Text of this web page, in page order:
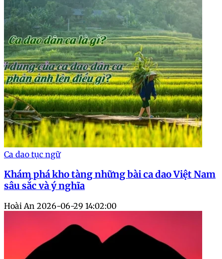
Ca dao tục ngữ
Khám phá kho tàng những bài ca dao Việt Nam
sâu sắc và ý nghĩa
Hoài An 2026-06-29 14:02:00